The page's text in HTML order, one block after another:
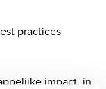
practices
impact, in